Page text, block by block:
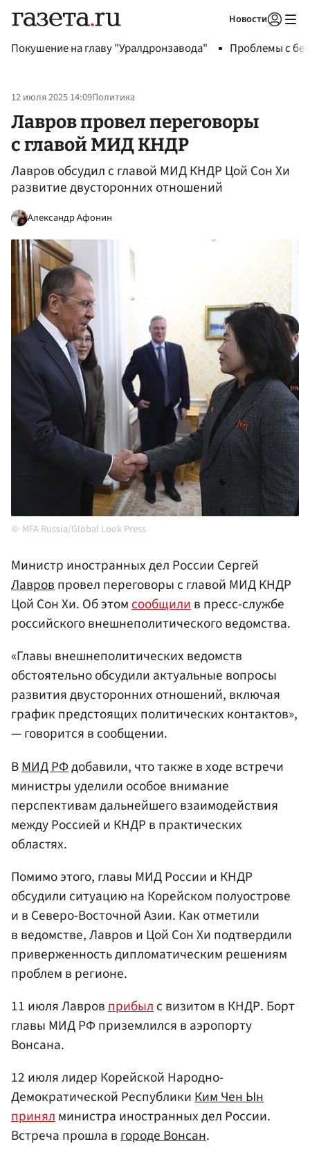
Новости
Покушение на главу "Уралдронзавода" Проблемы с
12 июля 2025 14:09Политика
Лавров провел переговоры
с главой МИД КНДР
Лавров обсудил с главой МИД КНДР Цой Сон Хи
развитие двусторонних отношений
Александр Афонин
MFA Russia/Global Look Press
Министр иностранных дел России Сергей
Лавровпровел переговоры с главой МИД КНДР
Цой Сон Хи. Об этомсообщилив пресс-службе
российского внешнеполитического ведомства.
«Главы внешнеполитических ведомств
обстоятельно обсудили актуальные вопросы
развития двусторонних отношений, включая
график предстоящих политических контактов»,
— говорится в сообщении.
ВМИД РФдобавили, что также в ходе встречи
министры уделили особое внимание
перспективам дальнейшего взаимодействия
между Россией и КНДР в практических
областях.
Помимо этого, главы МИД России и КНДР
обсудили ситуацию на Корейском полуострове
и в Северо-Восточной Азии. Как отметили
в ведомстве, Лавров и Цой Сон Хи подтвердили
приверженность дипломатическим решениям
проблем в регионе.
11 июля Лавровприбылс визитом в КНДР. Борт
главы МИД РФ приземлился в аэропорту
Вонсана.
12 июля лидер Корейской Народно-
Демократической РеспубликиКим Чен Ын
принялминистра иностранных дел России.
Встреча прошла вгороде Вонсан.